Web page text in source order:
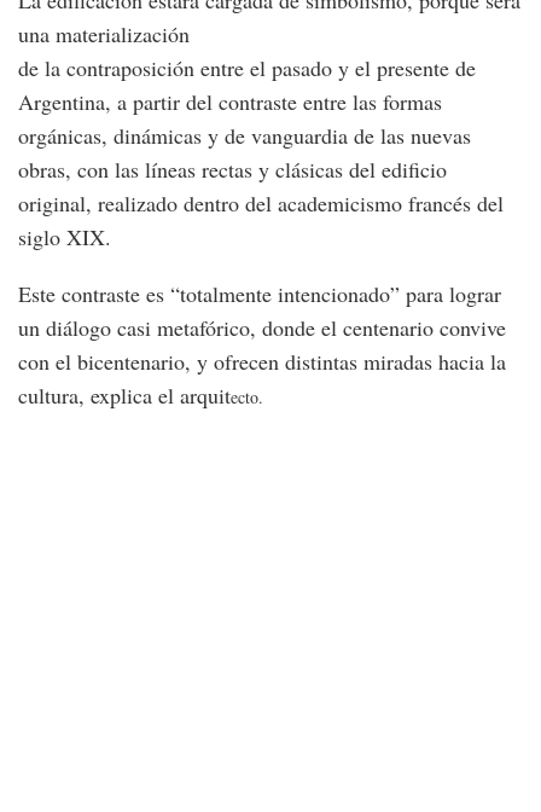
una materialización
de la contraposición entre el pasado y el presente de
Argentina, a partir del contraste entre las formas
orgánicas, dinámicas y de vanguardia de las nuevas
obras, con las líneas rectas y clásicas del edificio
original, realizado dentro del academicismo francés del
siglo XIX.
Este contraste es “totalmente intencionado” para lograr
un diálogo casi metafórico, donde el centenario convive
con el bicentenario, y ofrecen distintas miradas hacia la
cultura, explica el arquitecto.